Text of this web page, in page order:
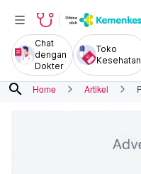
Chat
dengan
Dokter
Toko
Kesehatan
search Home Artikel